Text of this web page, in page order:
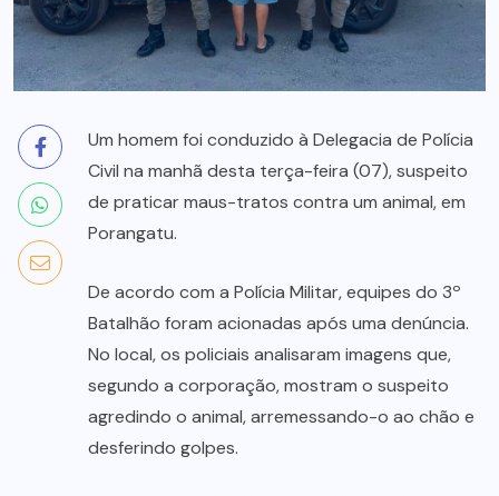
Um homem foi conduzido à Delegacia de Polícia
Civil na manhã desta terça-feira (07), suspeito
de praticar maus-tratos contra um animal, em
Porangatu.
De acordo com a Polícia Militar, equipes do 3º
Batalhão foram acionadas após uma denúncia.
No local, os policiais analisaram imagens que,
segundo a corporação, mostram o suspeito
agredindo o animal, arremessando-o ao chão e
desferindo golpes.